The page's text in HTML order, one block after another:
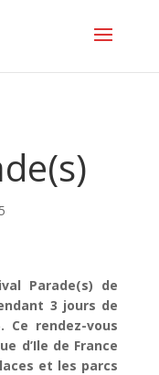
Parade(s) de
3 jours de
rendez-vous
d’Ile de France
et les parcs